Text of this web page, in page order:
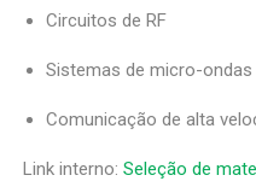
Circuitos de RF
Sistemas de micro-ondas
Comunicação de alta
Link interno:Seleção de